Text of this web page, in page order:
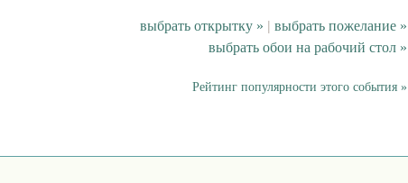
выбрать открытку » | выбрать пожелание »
выбрать обои на рабочий стол »
Рейтинг популярности этого события »